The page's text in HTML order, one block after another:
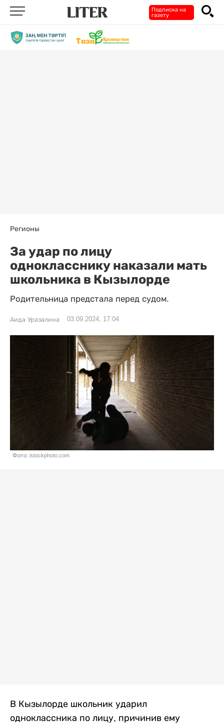
Подписка на
газету
Регионы
За удар по лицу
однокласснику наказали мать
школьника в Кызылорде
Родительница предстала перед судом.
Аида Уразалина 03.09.2024, 17:04
Фото: istockphoto.com
В Кызылорде школьник ударил
одноклассника по лицу, причинив ему